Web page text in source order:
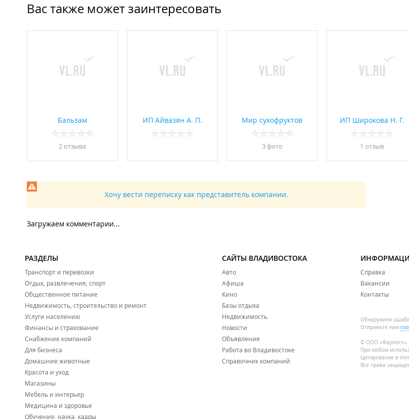
Вас также может заинтересовать
Бальзам
2 отзывa
ИП Айвазян А. П. Мир сухофруктов
3 фото
ИП Широкова Н. Г.
1 отзыв
Хочу вести переписку как представитель компании.
Загружаем комментарии...
РАЗДЕЛЫ
Транспорт и перевозки
Отдых, развлечения, спорт
Общественное питание
Недвижимость, строительство и ремонт
Услуги населению
Финансы и страхование
Снабжение компаний
Для бизнеса
Домашние животные
Красота и уход
Магазины
Мебель и интерьер
Медицина и здоровье
Обучение, наука, кадры
САЙТЫ ВЛАДИВОСТОКА
Авто
Афиша
Кино
Базы отдыха
Недвижимость
Новости
Объявления
Работа во Владивостоке
Справочник компаний
Справка
Вакансии
Контакты
Обнаружили
Отправьте нам
© ООО «Фарпост»,
При любом
Цитирование в
Все права